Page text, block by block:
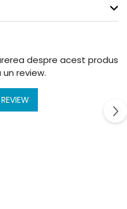
despre acest produs
review.